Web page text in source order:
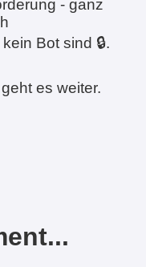
- ganz
Bot sind 🔒.
es weiter.